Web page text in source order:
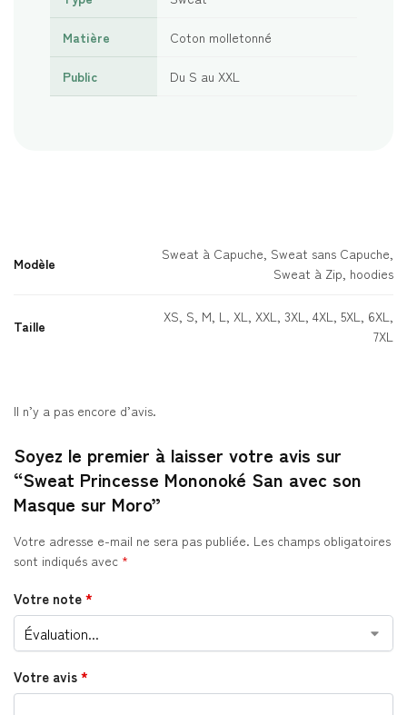
Matière Coton molletonné
Public Du S au XXL
Modèle
Sweat à Capuche, Sweat sans Capuche,
Sweat à Zip, hoodies
Taille
XS, S, M, L, XL, XXL, 3XL, 4XL, 5XL, 6XL,
7XL
Il n’y a pas encore d’avis.
Soyez le premier à laisser votre avis sur
“Sweat Princesse Mononoké San avec son
Masque sur Moro”
Votre adresse e-mail ne sera pas publiée. Les champs obligatoires
sont indiqués avec *
Votre note*
Votre avis*